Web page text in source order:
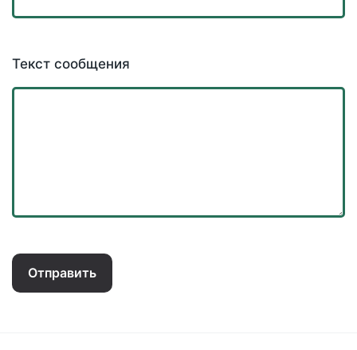
Текст сообщения
Отправить